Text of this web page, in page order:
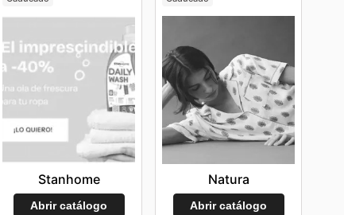
Stanhome
Abrir catálogo
Natura
Abrir catálogo